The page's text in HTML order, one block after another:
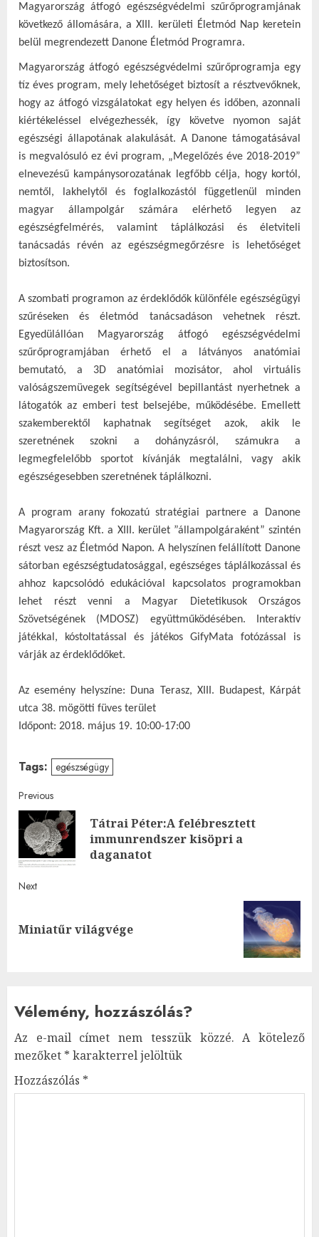
Magyarország átfogó egészségvédelmi szűrőprogramjának
következő állomására, a XIII. kerületi Életmód Nap keretein
belül megrendezett Danone Életmód Programra.
Magyarország átfogó egészségvédelmi szűrőprogramja egy
tíz éves program, mely lehetőséget biztosít a résztvevőknek,
hogy az átfogó vizsgálatokat egy helyen és időben, azonnali
kiértékeléssel elvégezhessék, így követve nyomon saját
egészségi állapotának alakulását. A Danone támogatásával
is megvalósuló ez évi program, „Megelőzés éve 2018-2019”
elnevezésű kampánysorozatának legfőbb célja, hogy kortól,
nemtől, lakhelytől és foglalkozástól függetlenül minden
magyar állampolgár számára elérhető legyen az
egészségfelmérés, valamint táplálkozási és életviteli
tanácsadás révén az egészségmegőrzésre is lehetőséget
biztosítson.
A szombati programon az érdeklődők különféle egészségügyi
szűréseken és életmód tanácsadáson vehetnek részt.
Egyedülállóan Magyarország átfogó egészségvédelmi
szűrőprogramjában érhető el a látványos anatómiai
bemutató, a 3D anatómiai mozisátor, ahol virtuális
valóságszemüvegek segítségével bepillantást nyerhetnek a
látogatók az emberi test belsejébe, működésébe. Emellett
szakemberektől kaphatnak segítséget azok, akik le
szeretnének szokni a dohányzásról, számukra a
legmegfelelőbb sportot kívánják megtalálni, vagy akik
egészségesebben szeretnének táplálkozni.
A program arany fokozatú stratégiai partnere a Danone
Magyarország Kft. a XIII. kerület ”állampolgáraként” szintén
részt vesz az Életmód Napon. A helyszínen felállított Danone
sátorban egészségtudatosággal, egészséges táplálkozással és
ahhoz kapcsolódó edukációval kapcsolatos programokban
lehet részt venni a Magyar Dietetikusok Országos
Szövetségének (MDOSZ) együttműködésében. Interaktív
játékkal, kóstoltatással és játékos GifyMata fotózással is
várják az érdeklődőket.
Az esemény helyszíne: Duna Terasz, XIII. Budapest, Kárpát
utca 38. mögötti füves terület
Időpont: 2018. május 19. 10:00-17:00
Tags: egészségügy
Post
navigation
Previous
Tátrai Péter:A felébresztett
immunrendszer kisöpri a
daganatot
Next
Next
Miniatűr világvége
Vélemény, hozzászólás?
Az e-mail címet nem tesszük közzé. A kötelező
mezőket * karakterrel jelöltük
Hozzászólás *